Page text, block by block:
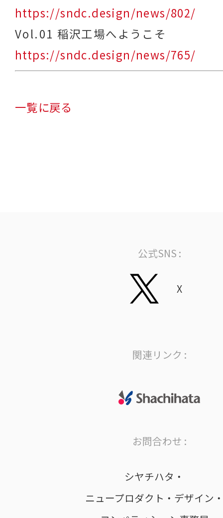
https://sndc.design/news/802/
Vol.01 稲沢工場へようこそ
https://sndc.design/news/765/
一覧に戻る
公式SNS :
X
関連リンク :
お問合わせ :
シヤチハタ・
ニュープロダクト・デザイン